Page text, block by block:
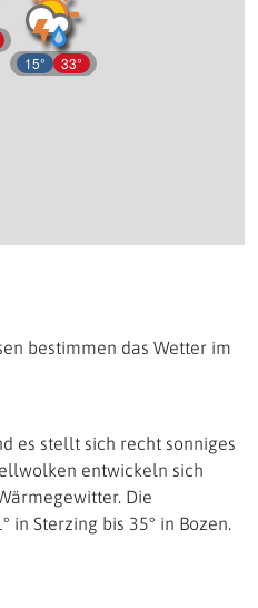
15° 33°
bestimmen das Wetter im
es stellt sich recht sonniges
entwickeln sich
Die
in Sterzing bis 35° in Bozen.